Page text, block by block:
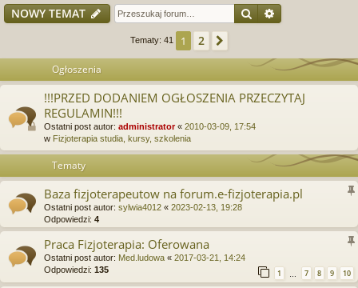
ę
NOWY TEMAT SzukajWyszukiwanie
Tematy: 41 1 2
Ogłoszenia
!!!PRZED DODANIEM OGŁOSZENIA PRZECZYTAJ
REGULAMIN!!!
Ostatni post autor: administrator« 2010-03-09, 17:54
w Fizjoterapia studia, kursy, szkolenia
Tematy
Baza fizjoterapeutow na forum.e-fizjoterapia.pl
Ostatni post autor: sylwia4012 « 2023-02-13, 19:28
Odpowiedzi: 4
Praca Fizjoterapia: Oferowana
Ostatni post autor: Med.ludowa « 2017-03-21, 14:24
Odpowiedzi: 135 1 … 7 8 9 10